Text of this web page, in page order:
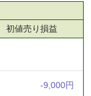
初値売り損益
-9,000円